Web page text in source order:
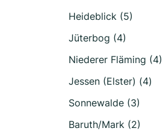
Heideblick (5)
Jüterbog (4)
Niederer Fläming (4)
Jessen (Elster) (4)
Sonnewalde (3)
Baruth/Mark (2)